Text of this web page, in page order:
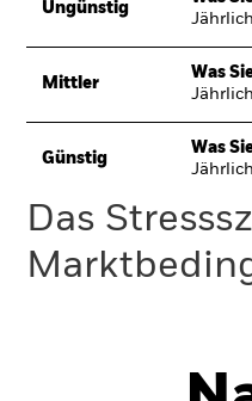
Ungünstig
Mittler
Was
Günstig
Was
Das